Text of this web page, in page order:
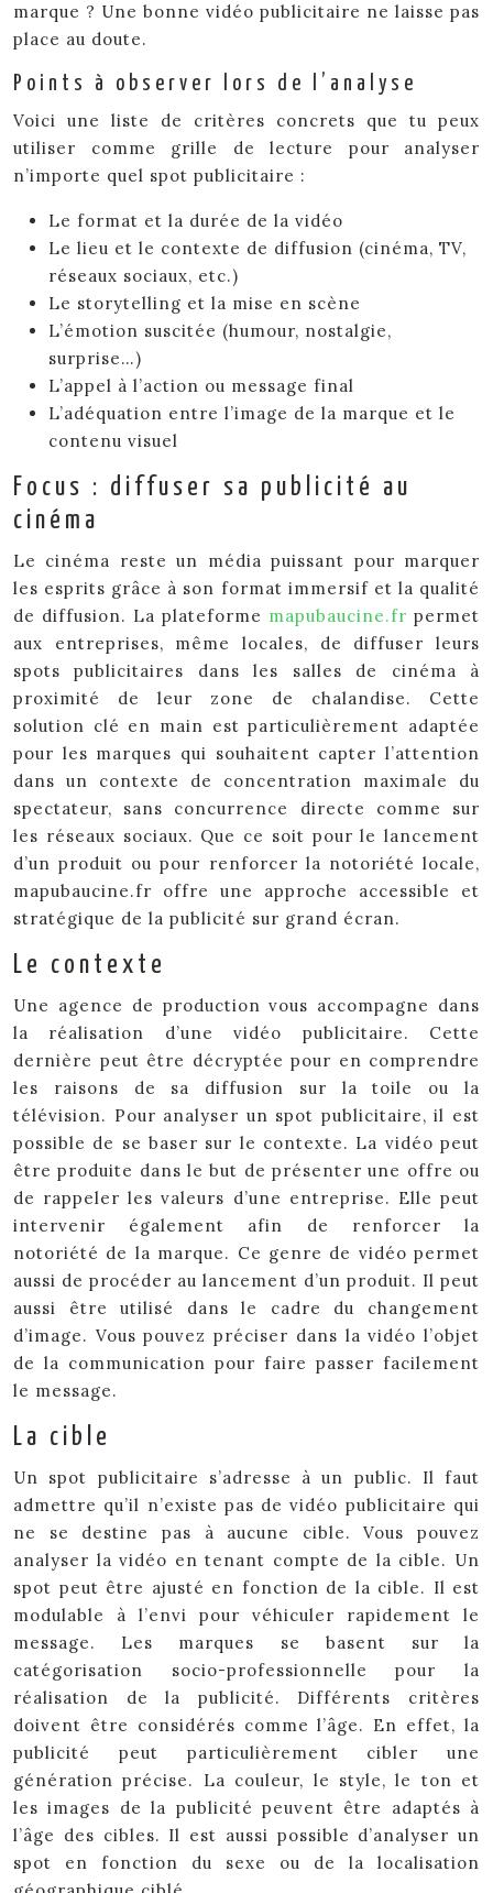
marque ? Une bonne vidéo publicitaire ne laisse pas
place au doute.
Points à observer lors de l’analyse
Voici une liste de critères concrets que tu peux
utiliser comme grille de lecture pour analyser
n’importe quel spot publicitaire :
Le format et la durée de la vidéo
Le lieu et le contexte de diffusion (cinéma, TV,
réseaux sociaux, etc.)
Le storytelling et la mise en scène
L’émotion suscitée (humour, nostalgie,
surprise…)
L’appel à l’action ou message final
L’adéquation entre l’image de la marque et le
contenu visuel
Focus : diffuser sa publicité au
cinéma
Le cinéma reste un média puissant pour marquer
les esprits grâce à son format immersif et la qualité
de diffusion. La plateforme mapubaucine.fr permet
aux entreprises, même locales, de diffuser leurs
spots publicitaires dans les salles de cinéma à
proximité de leur zone de chalandise. Cette
solution clé en main est particulièrement adaptée
pour les marques qui souhaitent capter l’attention
dans un contexte de concentration maximale du
spectateur, sans concurrence directe comme sur
les réseaux sociaux. Que ce soit pour le lancement
d’un produit ou pour renforcer la notoriété locale,
mapubaucine.fr offre une approche accessible et
stratégique de la publicité sur grand écran.
Le contexte
Une agence de production vous accompagne dans
la réalisation d’une vidéo publicitaire. Cette
dernière peut être décryptée pour en comprendre
les raisons de sa diffusion sur la toile ou la
télévision. Pour analyser un spot publicitaire, il est
possible de se baser sur le contexte. La vidéo peut
être produite dans le but de présenter une offre ou
de rappeler les valeurs d’une entreprise. Elle peut
intervenir également afin de renforcer la
notoriété de la marque. Ce genre de vidéo permet
aussi de procéder au lancement d’un produit. Il peut
aussi être utilisé dans le cadre du changement
d’image. Vous pouvez préciser dans la vidéo l’objet
de la communication pour faire passer facilement
le message.
La cible
Un spot publicitaire s’adresse à un public. Il faut
admettre qu’il n’existe pas de vidéo publicitaire qui
ne se destine pas à aucune cible. Vous pouvez
analyser la vidéo en tenant compte de la cible. Un
spot peut être ajusté en fonction de la cible. Il est
modulable à l’envi pour véhiculer rapidement le
message. Les marques se basent sur la
catégorisation socio-professionnelle pour la
réalisation de la publicité. Différents critères
doivent être considérés comme l’âge. En effet, la
publicité peut particulièrement cibler une
génération précise. La couleur, le style, le ton et
les images de la publicité peuvent être adaptés à
l’âge des cibles. Il est aussi possible d’analyser un
spot en fonction du sexe ou de la localisation